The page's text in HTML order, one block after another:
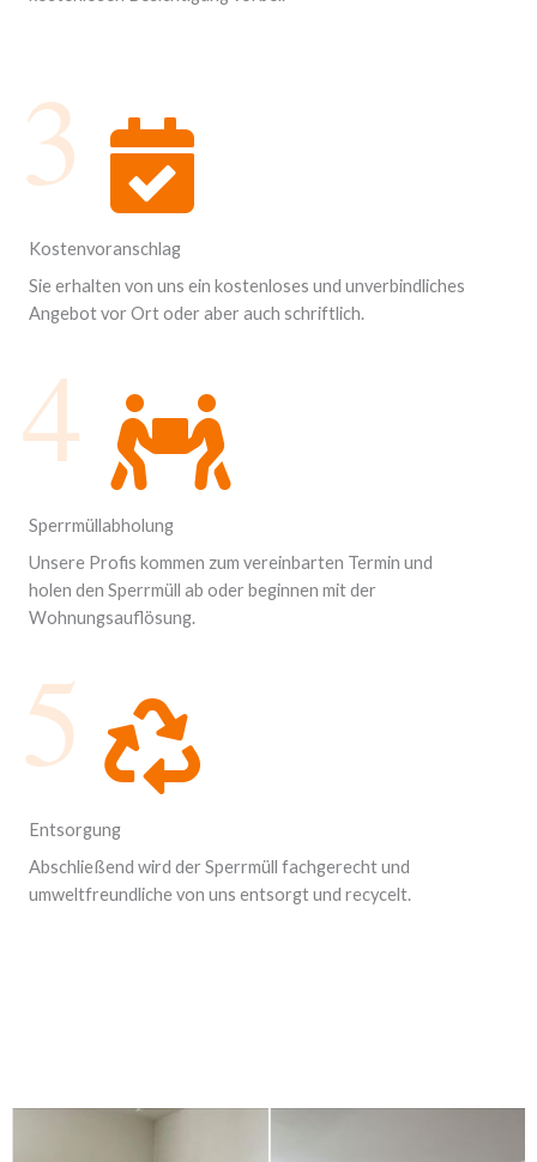
3
Kostenvoranschlag
Sie erhalten von uns ein kostenloses und unverbindliches
Angebot vor Ort oder aber auch schriftlich.
4
Sperrmüllabholung
Unsere Profis kommen zum vereinbarten Termin und
holen den Sperrmüll ab oder beginnen mit der
Wohnungsauflösung.
5
Entsorgung
Abschließend wird der Sperrmüll fachgerecht und
umweltfreundliche von uns entsorgt und recycelt.